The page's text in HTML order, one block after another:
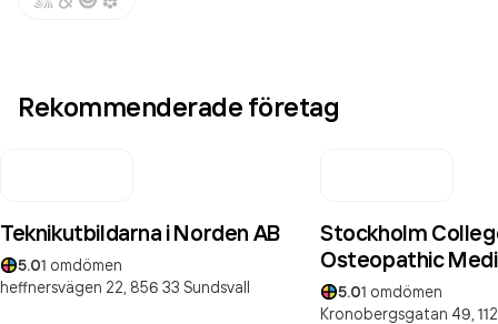
Rekommenderade företag
Teknikutbildarna i Norden AB
5.01 omdömen
heffnersvägen 22, 856 33 Sundsvall
Stockholm
Osteopathic
5.01 omdömen
Kronobergsgatan 49,